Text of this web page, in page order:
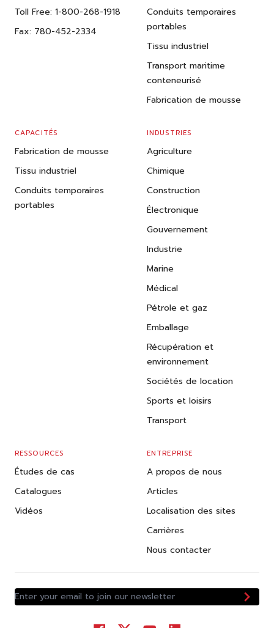
Toll Free: 1-800-268-1918
Fax: 780-452-2334
Conduits temporaires
portables
Tissu industriel
Transport maritime
conteneurisé
Fabrication de mousse
CAPACITÉS
Fabrication de mousse
Tissu industriel
Conduits temporaires
portables
INDUSTRIES
Agriculture
Chimique
Construction
Électronique
Gouvernement
Industrie
Marine
Médical
Pétrole et gaz
Emballage
Récupération et
environnement
Sociétés de location
Sports et loisirs
Transport
RESSOURCES
Études de cas
Catalogues
Vidéos
ENTREPRISE
A propos de nous
Articles
Localisation des sites
Carrières
Nous contacter
Enter your email to join our newsletter